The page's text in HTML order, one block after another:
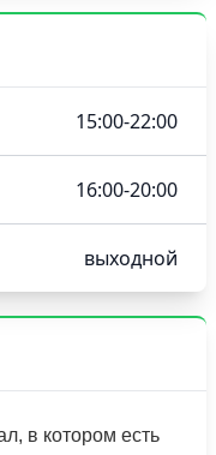
в котором есть
15:00-22:00
16:00-20:00
выходной